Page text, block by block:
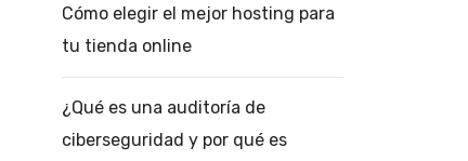
Cómo elegir el mejor hosting para
tu tienda online
¿Qué es una auditoría de
ciberseguridad y por qué es